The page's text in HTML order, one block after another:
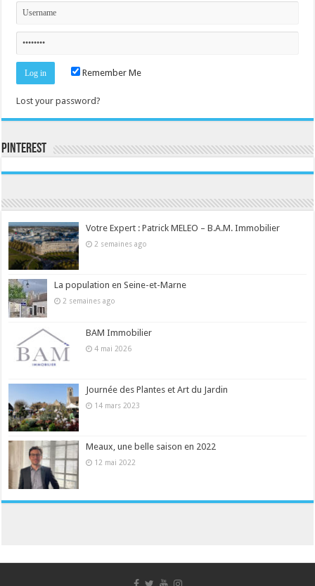
Remember Me
Lost your password?
Pinterest
Votre Expert : Patrick MELEO – B.A.M. Immobilier
2 semaines ago
La population en Seine-et-Marne
2 semaines ago
BAM Immobilier
4 mai 2026
Journée des Plantes et Art du Jardin
14 mars 2023
Meaux, une belle saison en 2022
12 mai 2022